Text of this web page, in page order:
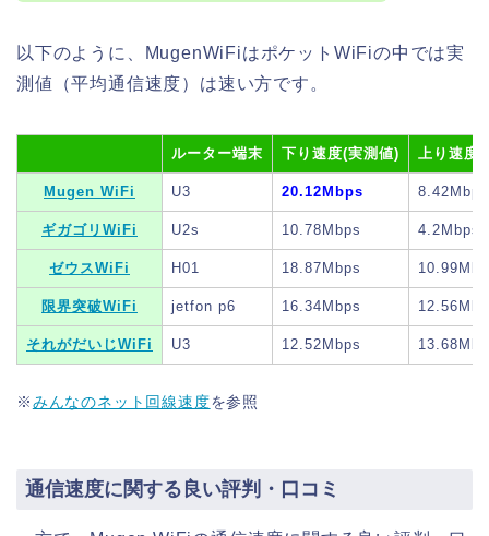
以下のように、MugenWiFiはポケットWiFiの中では実
測値（平均通信速度）は速い方です。
ルーター端末 下り速度(実測値) 上り速度(
Mugen WiFi U3 20.12Mbps 8.42Mbps
ギガゴリWiFi U2s 10.78Mbps 4.2Mbps
ゼウスWiFi H01 18.87Mbps
限界突破WiFi jetfon p6 16.34Mbps
それがだいじWiFi U3 12.52Mbps
※みんなのネット回線速度を参照
通信速度に関する良い評判・口コミ